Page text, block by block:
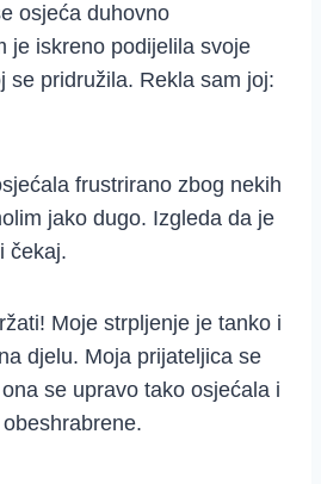
osjeća duhovno
je iskreno podijelila svoje
se pridružila. Rekla sam joj:
frustrirano zbog nekih
jako dugo. Izgleda da je
čekaj.
Moje strpljenje je tanko i
djelu. Moja prijateljica se
se upravo tako osjećala i